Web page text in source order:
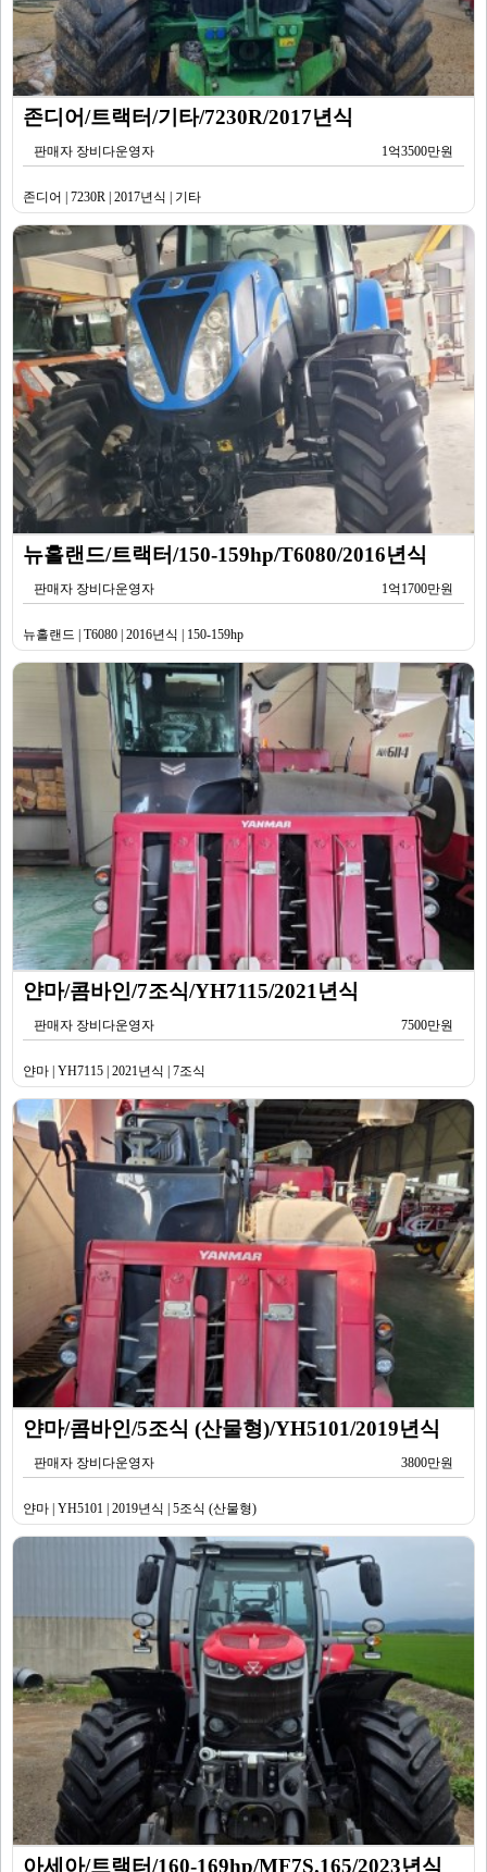
존디어/트랙터/기타/7230R/2017년식
판매자 장비다운영자 1억3500만원
존디어 | 7230R | 2017년식 | 기타
뉴홀랜드/트랙터/150-159hp/T6080/2016년식
판매자 장비다운영자 1억1700만원
뉴홀랜드 | T6080 | 2016년식 | 150-159hp
얀마/콤바인/7조식/YH7115/2021년식
판매자 장비다운영자 7500만원
얀마 | YH7115 | 2021년식 | 7조식
얀마/콤바인/5조식 (산물형)/YH5101/2019년식
판매자 장비다운영자 3800만원
얀마 | YH5101 | 2019년식 | 5조식 (산물형)
아세아/트랙터/160-169hp/MF7S.165/2023년식